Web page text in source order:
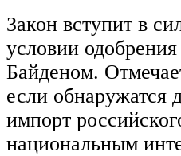
Закон вступит в
условии
Байденом.
если обнаружатся
импорт
национальным